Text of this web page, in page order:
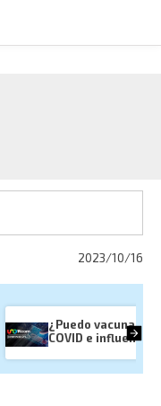
2023/10/16
¿Puedo
COVID e influenza?